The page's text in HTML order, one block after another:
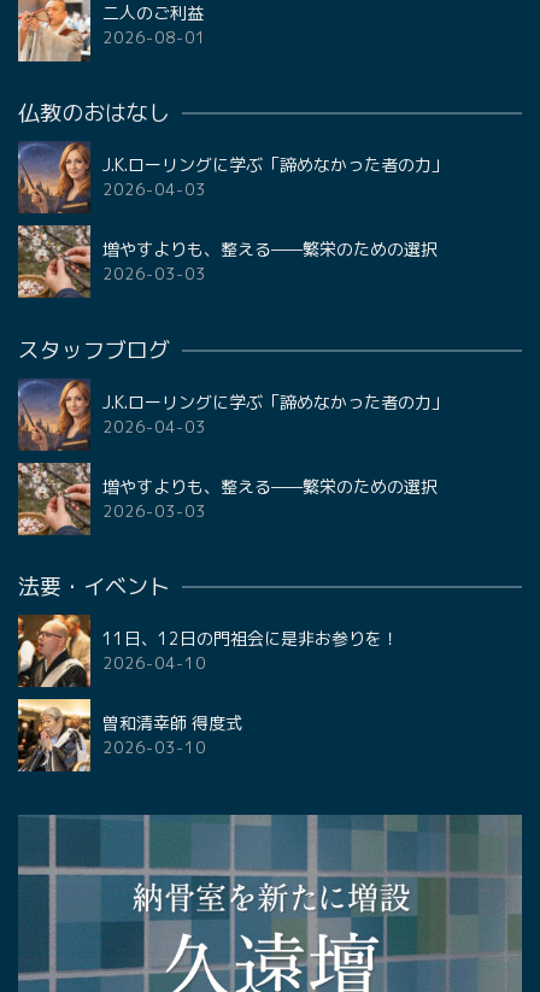
二人のご利益
2026-08-01
仏教のおはなし
J.K.ローリングに学ぶ「諦めなかった者の力」
2026-04-03
増やすよりも、整える——繁栄のための選択
2026-03-03
スタッフブログ
J.K.ローリングに学ぶ「諦めなかった者の力」
2026-04-03
増やすよりも、整える——繁栄のための選択
2026-03-03
法要・イベント
11日、12日の門祖会に是非お参りを！
2026-04-10
曽和清幸師 得度式
2026-03-10